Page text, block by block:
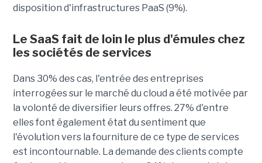
disposition d'infrastructures PaaS (9%).
Le SaaS fait de loin le plus d'émules chez
les sociétés de services
Dans 30% des cas, l'entrée des entreprises
interrogées sur le marché du cloud a été motivée par
la volonté de diversifier leurs offres. 27% d'entre
elles font également état du sentiment que
l'évolution vers la fourniture de ce type de services
est incontournable. La demande des clients compte